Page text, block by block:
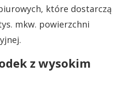
które dostarczą
mkw. powierzchni
z wysokim